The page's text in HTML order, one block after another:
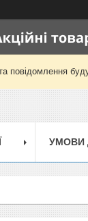
повідомлення
УМОВИ